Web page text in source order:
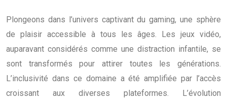
Plongeons dans l’univers captivant du gaming, une sphère
de plaisir accessible à tous les âges. Les jeux vidéo,
auparavant considérés comme une distraction infantile, se
sont transformés pour attirer toutes les générations.
L’inclusivité dans ce domaine a été amplifiée par l’accès
croissant aux diverses plateformes. L’évolution